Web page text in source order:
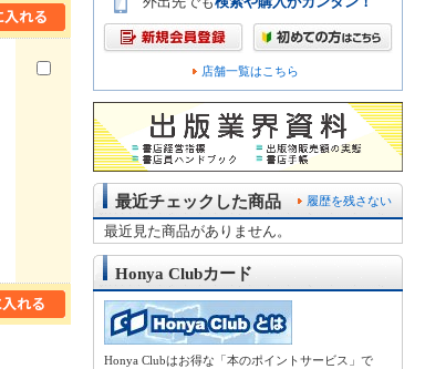
店舗一覧はこちら
履歴を残さない
最近チェックした商品
最近見た商品がありません。
Honya Clubカード
Honya Clubはお得な「本のポイントサービス」で